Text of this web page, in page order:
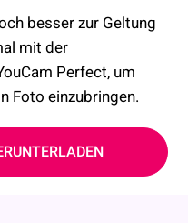
besser zur Geltung
mit der
Perfect, um
Foto einzubringen.